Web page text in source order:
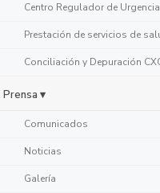
Centro Regulador de
Prestación de servicios de
Conciliación y Depuración
Prensa ▾
Comunicados
Noticias
Galería